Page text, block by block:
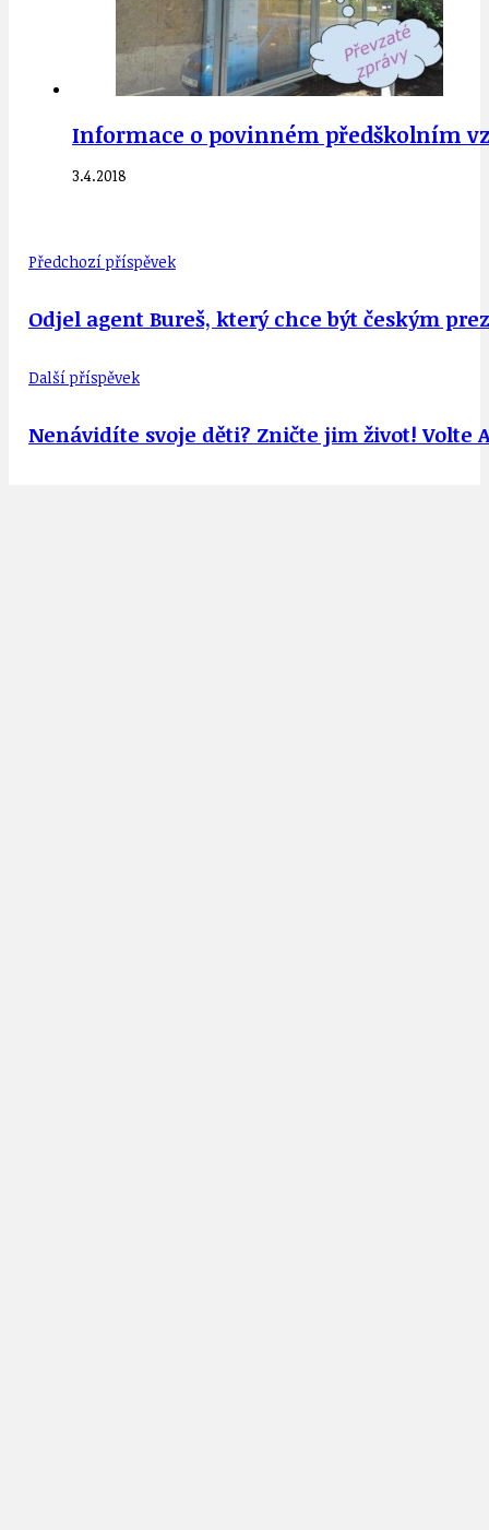
Informace o povinném předškolním
3.4.2018
Předchozí příspěvek
Odjel agent Bureš, který chce být českým
Další příspěvek
Nenávidíte svoje děti? Zničte jim život!